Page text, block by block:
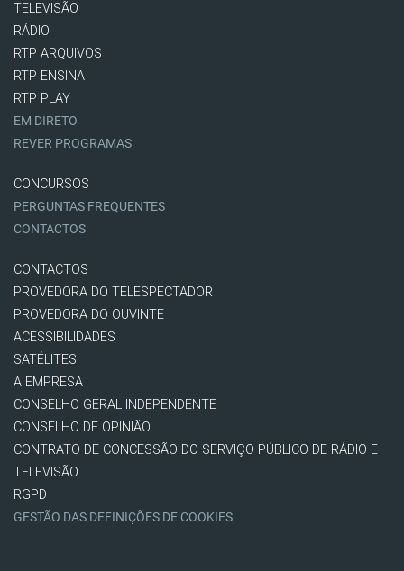
TELEVISÃO
RÁDIO
RTP ARQUIVOS
RTP ENSINA
RTP PLAY
EM DIRETO
REVER PROGRAMAS
CONCURSOS
PERGUNTAS FREQUENTES
CONTACTOS
CONTACTOS
PROVEDORA DO TELESPECTADOR
PROVEDORA DO OUVINTE
ACESSIBILIDADES
SATÉLITES
A EMPRESA
CONSELHO GERAL INDEPENDENTE
CONSELHO DE OPINIÃO
CONTRATO DE CONCESSÃO DO SERVIÇO PÚBLICO DE RÁDIO E
TELEVISÃO
RGPD
GESTÃO DAS DEFINIÇÕES DE COOKIES